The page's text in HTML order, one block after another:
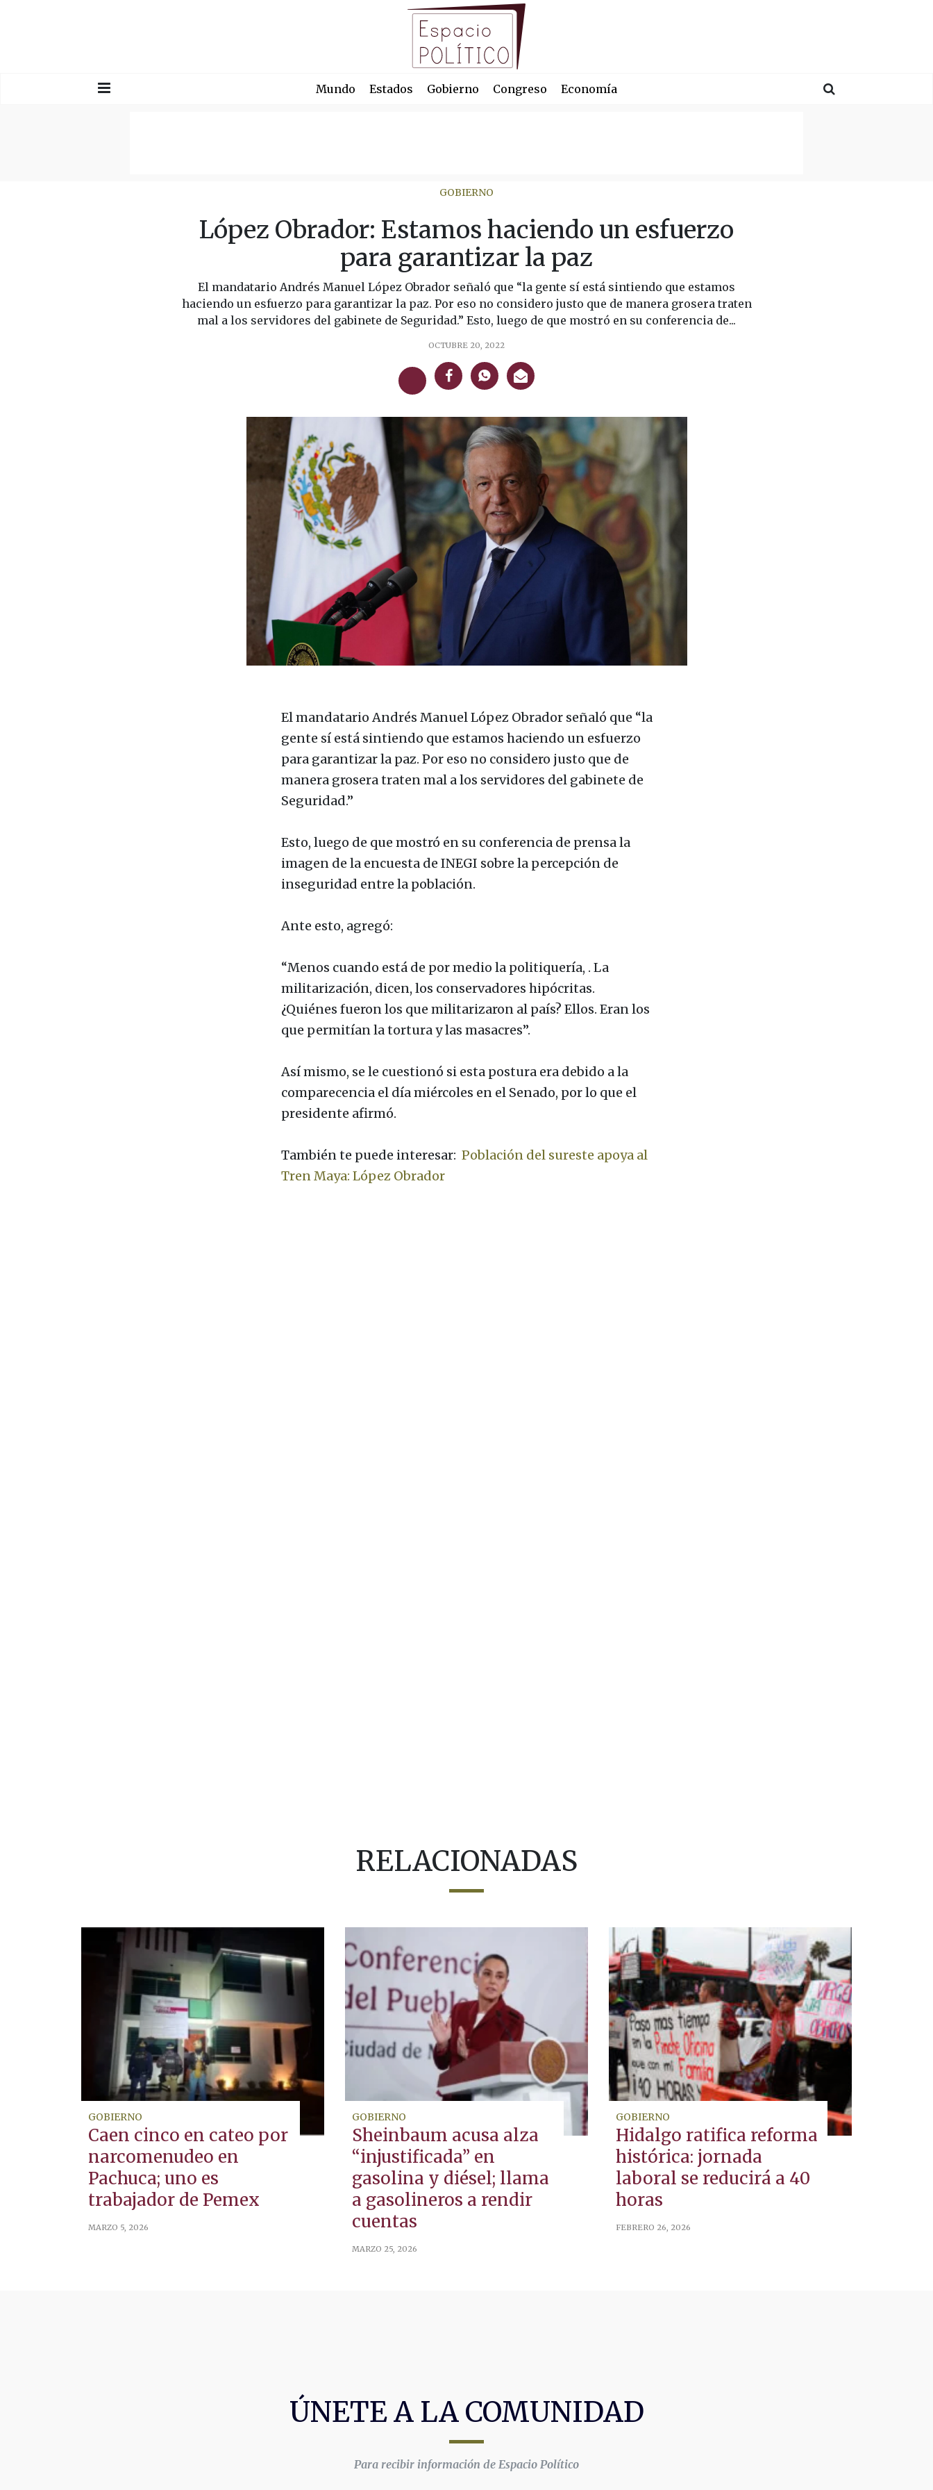
Mundo Estados Gobierno Congreso Economía
GOBIERNO
López Obrador: Estamos haciendo un esfuerzo
para garantizar la paz
El mandatario Andrés Manuel López Obrador señaló que “la gente sí está sintiendo que estamos
haciendo un esfuerzo para garantizar la paz. Por eso no considero justo que de manera grosera traten
mal a los servidores del gabinete de Seguridad.” Esto, luego de que mostró en su conferencia de...
OCTUBRE 20, 2022
El mandatario Andrés Manuel López Obrador señaló que “la
gente sí está sintiendo que estamos haciendo un esfuerzo
para garantizar la paz. Por eso no considero justo que de
manera grosera traten mal a los servidores del gabinete de
Seguridad.”
Esto, luego de que mostró en su conferencia de prensa la
imagen de la encuesta de INEGI sobre la percepción de
inseguridad entre la población.
Ante esto, agregó:
“Menos cuando está de por medio la politiquería, . La
militarización, dicen, los conservadores hipócritas.
¿Quiénes fueron los que militarizaron al país? Ellos. Eran los
que permitían la tortura y las masacres”.
Así mismo, se le cuestionó si esta postura era debido a la
comparecencia el día miércoles en el Senado, por lo que el
presidente afirmó.
También te puede interesar: Población del sureste apoya al
Tren Maya: López Obrador
RELACIONADAS
GOBIERNO
Caen cinco en cateo por
narcomenudeo en
Pachuca; uno es
trabajador de Pemex
MARZO 5, 2026
GOBIERNO
Sheinbaum acusa alza
“injustificada” en
gasolina y diésel; llama
a gasolineros a rendir
cuentas
MARZO 25, 2026
GOBIERNO
Hidalgo ratifica reforma
histórica: jornada
laboral se reducirá a 40
horas
FEBRERO 26, 2026
ÚNETE A LA COMUNIDAD
Para recibir información de Espacio Político